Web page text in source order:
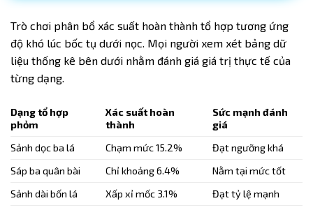
Trò chơi phân bổ xác suất hoàn thành tổ hợp tương ứng
độ khó lúc bốc tụ dưới nọc. Mọi người xem xét bảng dữ
liệu thống kê bên dưới nhằm đánh giá giá trị thực tế của
từng dạng.
Dạng tổ hợp
phỏm
Xác suất hoàn
thành
Sức mạnh đánh
giá
Sảnh dọc ba lá
Chạm mức 15.2%
Đạt ngưỡng khá
Sáp ba quân bài
Chỉ khoảng 6.4%
Nằm tại mức tốt
Sảnh dài bốn lá
Xấp xỉ mốc 3.1% Đạt tỷ lệ mạnh